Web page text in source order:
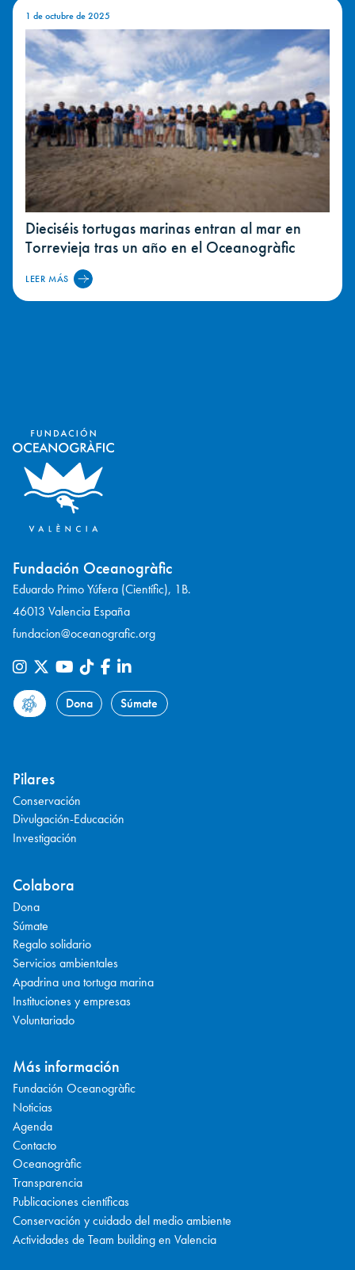
1 de octubre de 2025
Dieciséis tortugas marinas entran al mar en
Torrevieja tras un año en el Oceanogràfic
LEER MÁS
Fundación Oceanogràfic
Eduardo Primo Yúfera (Científic), 1B.
46013 Valencia España
fundacion@oceanografic.org
Dona Súmate
Pilares
Conservación
Divulgación-Educación
Investigación
Colabora
Dona
Súmate
Regalo solidario
Servicios ambientales
Apadrina una tortuga marina
Instituciones y empresas
Voluntariado
Más información
Fundación Oceanogràfic
Noticias
Agenda
Contacto
Oceanogràfic
Transparencia
Publicaciones científicas
Conservación y cuidado del medio ambiente
Actividades de Team building en Valencia